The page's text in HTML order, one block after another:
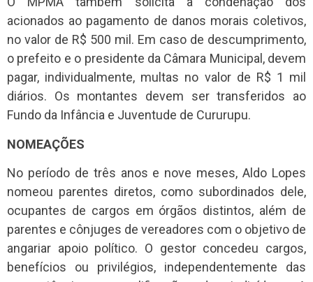
acionados ao pagamento de danos morais coletivos,
no valor de R$ 500 mil. Em caso de descumprimento,
o prefeito e o presidente da Câmara Municipal, devem
pagar, individualmente, multas no valor de R$ 1 mil
diários. Os montantes devem ser transferidos ao
Fundo da Infância e Juventude de Cururupu.
NOMEAÇÕES
No período de três anos e nove meses, Aldo Lopes
nomeou parentes diretos, como subordinados dele,
ocupantes de cargos em órgãos distintos, além de
parentes e cônjuges de vereadores com o objetivo de
angariar apoio político. O gestor concedeu cargos,
benefícios ou privilégios, independentemente das